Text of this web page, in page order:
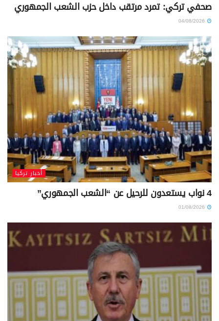
صحفي تركي: تمرد مرتقب داخل حزب الشعب الجمهوري
أخبار تركيا
4 نواب يستعدون للرحيل عن “الشعب الجمهوري”